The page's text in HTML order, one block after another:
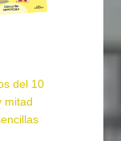
del 10
mitad